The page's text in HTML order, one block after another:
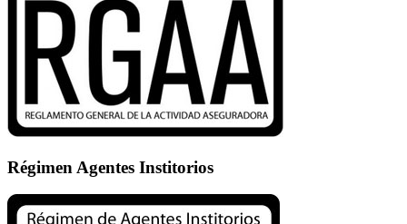
Régimen Agentes Institorios